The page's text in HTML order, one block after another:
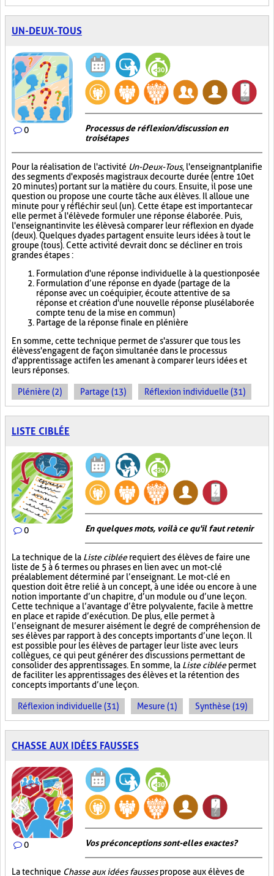
UN-DEUX-TOUS
0
Processus de réflexion/discussion en
trois étapes
Pour la réalisation de l'activité Un-Deux-Tous, l'enseignant planifie
des segments d'exposés magistraux de courte durée (entre 10 et
20 minutes) portant sur la matière du cours. Ensuite, il pose une
question ou propose une courte tâche aux élèves. Il alloue une
minute pour y réfléchir seul (un). Cette étape est importante car
elle permet à l'élève de formuler une réponse élaborée. Puis,
l'enseignant invite les élèves à comparer leur réflexion en dyade
(deux). Quelques dyades partagent ensuite leurs idées à tout le
groupe (tous). Cette activité devrait donc se décliner en trois
grandes étapes :
Formulation d'une réponse individuelle à la question posée
Formulation d’une réponse en dyade (partage de la
réponse avec un coéquipier, écoute attentive de sa
réponse et création d'une nouvelle réponse plus élaborée
compte tenu de la mise en commun)
Partage de la réponse finale en plénière
En somme, cette technique permet de s'assurer que tous les
élèves s'engagent de façon simultanée dans le processus
d'apprentissage actif en les amenant à comparer leurs idées et
leurs réponses.
Plénière (2) Partage (13) Réflexion individuelle (31)
LISTE CIBLÉE
0 En quelques mots, voilà ce qu'il faut retenir
La technique de la Liste cibléerequiert des élèves de faire une
liste de 5 à 6 termes ou phrases en lien avec un mot-clé
préalablement déterminé par l’enseignant. Le mot-clé en
question doit être relié à un concept, à une idée ou encore à une
notion importante d’un chapitre, d’un module ou d’une leçon.
Cette technique a l’avantage d’être polyvalente, facile à mettre
en place et rapide d’exécution. De plus, elle permet à
l’enseignant de mesurer aisément le degré de compréhension de
ses élèves par rapport à des concepts importants d’une leçon. Il
est possible pour les élèves de partager leur liste avec leurs
collègues, ce qui peut générer des discussions permettant de
consolider des apprentissages. En somme, la Liste cibléepermet
de faciliter les apprentissages des élèves et la rétention des
concepts importants d’une leçon.
Réflexion individuelle (31) Mesure (1) Synthèse (19)
CHASSE AUX IDÉES FAUSSES
0 Vos préconceptions sont-elles exactes ?
La technique Chasse aux idées faussespropose aux élèves de